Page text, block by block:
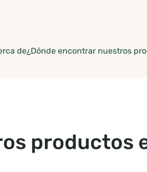
de¿Dónde encontrar nuestros
productos